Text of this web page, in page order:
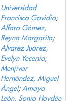
Universidad
Francisco Gavidia;
Alfaro Gómez,
Reyna Margarita;
Alvarez Juarez,
Evelyn Yecenia;
Menjivar
Hernández, Miguel
Ángel; Amaya
León, Sonia Haydée